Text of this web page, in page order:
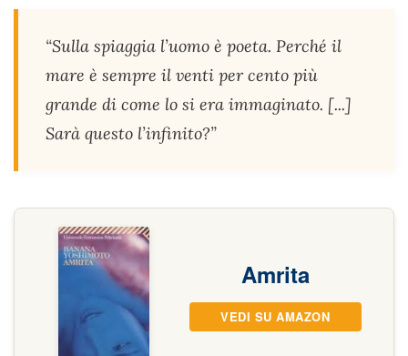
“Sulla spiaggia l’uomo è poeta. Perché il
mare è sempre il venti per cento più
grande di come lo si era immaginato. [...]
Sarà questo l’infinito?”
Amrita
VEDI SU AMAZON